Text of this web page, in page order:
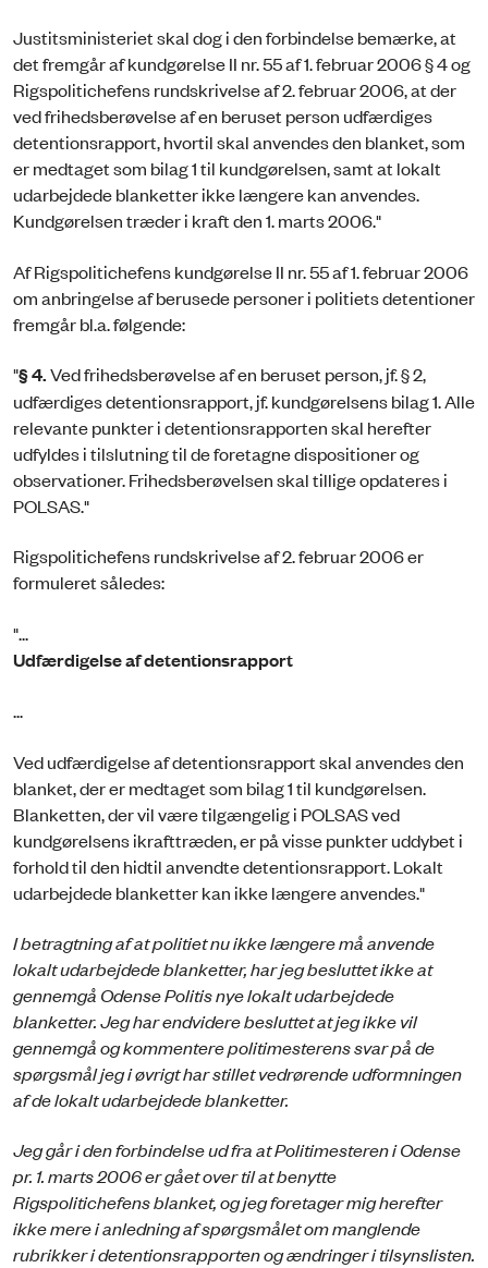
Justitsministeriet skal dog i den forbindelse bemærke, at
det fremgår af kundgørelse II nr. 55 af 1. februar 2006 § 4 og
Rigspolitichefens rundskrivelse af 2. februar 2006, at der
ved frihedsberøvelse af en beruset person udfærdiges
detentionsrapport, hvortil skal anvendes den blanket, som
er medtaget som bilag 1 til kundgørelsen, samt at lokalt
udarbejdede blanketter ikke længere kan anvendes.
Kundgørelsen træder i kraft den 1. marts 2006."
Af Rigspolitichefens kundgørelse II nr. 55 af 1. februar 2006
om anbringelse af berusede personer i politiets detentioner
fremgår bl.a. følgende:
"§ 4.Ved frihedsberøvelse af en beruset person, jf. § 2,
udfærdiges detentionsrapport, jf. kundgørelsens bilag 1. Alle
relevante punkter i detentionsrapporten skal herefter
udfyldes i tilslutning til de foretagne dispositioner og
observationer. Frihedsberøvelsen skal tillige opdateres i
POLSAS."
Rigspolitichefens rundskrivelse af 2. februar 2006 er
formuleret således:
"...
Udfærdigelse af detentionsrapport
...
Ved udfærdigelse af detentionsrapport skal anvendes den
blanket, der er medtaget som bilag 1 til kundgørelsen.
Blanketten, der vil være tilgængelig i POLSAS ved
kundgørelsens ikrafttræden, er på visse punkter uddybet i
forhold til den hidtil anvendte detentionsrapport. Lokalt
udarbejdede blanketter kan ikke længere anvendes."
I betragtning af at politiet nu ikke længere må anvende
lokalt udarbejdede blanketter, har jeg besluttet ikke at
gennemgå Odense Politis nye lokalt udarbejdede
blanketter. Jeg har endvidere besluttet at jeg ikke vil
gennemgå og kommentere politimesterens svar på de
spørgsmål jeg i øvrigt har stillet vedrørende udformningen
af de lokalt udarbejdede blanketter.
Jeg går i den forbindelse ud fra at Politimesteren i Odense
pr. 1. marts 2006 er gået over til at benytte
Rigspolitichefens blanket, og jeg foretager mig herefter
ikke mere i anledning af spørgsmålet om manglende
rubrikker i detentionsrapporten og ændringer i tilsynslisten.